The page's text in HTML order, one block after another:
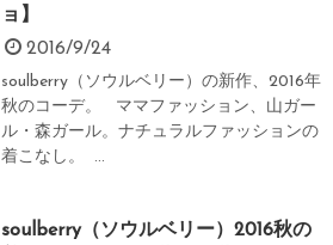
ョ】
2016/9/24
soulberry（ソウルベリー）の新作、2016年
秋のコーデ。 ママファッション、山ガー
ル・森ガール。ナチュラルファッションの
着こなし。 ...
soulberry（ソウルベリー）2016秋の